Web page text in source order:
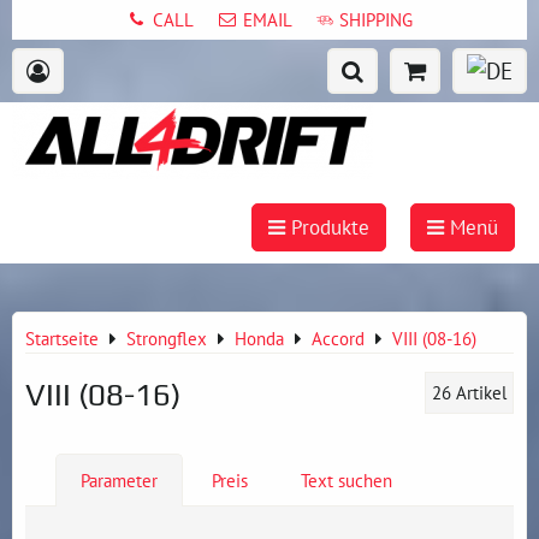
CALL EMAIL SHIPPING
Produkte Menü
Startseite Strongflex Honda Accord VIII (08-16)
VIII (08-16) 26 Artikel
Parameter Preis Text suchen